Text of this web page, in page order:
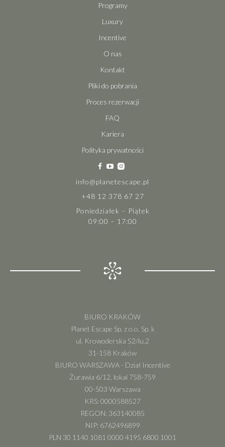
Programy
Luxury
Incentive
O nas
Kontakt
Pliki do pobrania
Proces rezerwacji
FAQ
Kariera
Polityka prywatności
info@planetescape.pl
+48 12 378 67 27
Poniedziałek – Piątek
09:00 – 17:00
BIURO KRAKÓW
Planet Escape Sp. z o.o. Sp. k
ul. Krowoderska 52/lu.2
31-158 Kraków
BIURO WARSZAWA - Dział Incentive
Żurawia 6/12, lokal 758-759
00-503 Warszawa
KRS: 0000588527
REGON: 363140085
NIP: 6762496899
PLN 30 1140 1081 0000 4195 6800 1001